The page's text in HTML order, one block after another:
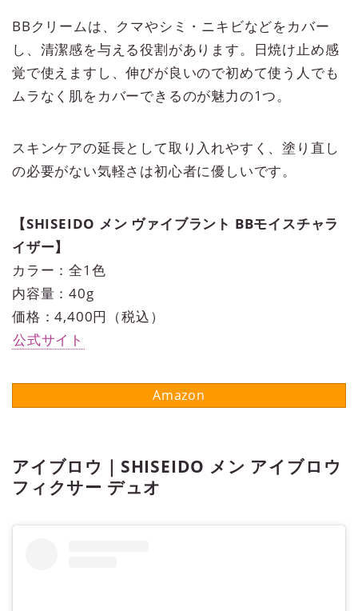
BBクリームは、クマやシミ・ニキビなどをカバー
し、清潔感を与える役割があります。日焼け止め感
覚で使えますし、伸びが良いので初めて使う人でも
ムラなく肌をカバーできるのが魅力の1つ。
スキンケアの延長として取り入れやすく、塗り直し
の必要がない気軽さは初心者に優しいです。
【SHISEIDO メン ヴァイブラント BBモイスチャラ
イザー】
カラー：全1色
内容量：40g
価格：4,400円（税込）
公式サイト
アイブロウ｜SHISEIDO メン アイブロウ
フィクサー デュオ